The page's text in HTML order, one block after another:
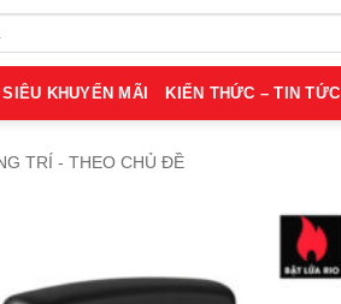
SIÊU KHUYẾN MÃI KIẾN THỨC – TIN TỨC
TRÍ - THEO CHỦ ĐỀ